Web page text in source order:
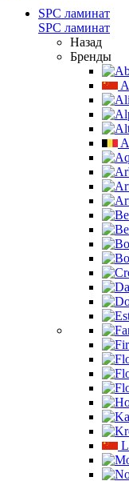
SPC ламинат
SPC ламинат
Назад
Бренды